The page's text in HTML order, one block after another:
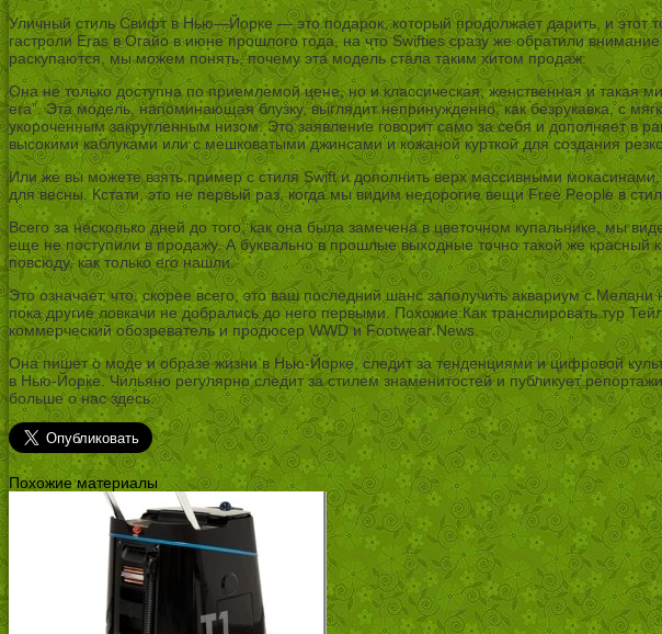
Уличный стиль Свифт в Нью—Йорке — это подарок, который продолжает дарить, и этот
гастроли Eras в Огайо в июне прошлого года, на что Swifties сразу же обратили
раскупаются, мы можем понять, почему эта модель стала таким хитом продаж.
Она не только доступна по приемлемой цене, но и классическая, женственная и
era”. Эта модель, напоминающая блузку, выглядит непринужденно, как безрукавка, с
укороченным закругленным низом. Это заявление говорит само за себя и дополняет в
высокими каблуками или с мешковатыми джинсами и кожаной курткой для создания
Или же вы можете взять пример с стиля Swift и дополнить верх массивными
для весны. Кстати, это не первый раз, когда мы видим недорогие вещи Free People в
Всего за несколько дней до того, как она была замечена в цветочном купальнике, мы
еще не поступили в продажу. А буквально в прошлые выходные точно такой же
повсюду, как только его нашли.
Это означает, что, скорее всего, это ваш последний шанс заполучить аквариум с
пока другие ловкачи не добрались до него первыми. Похожие:Как транслировать
коммерческий обозреватель и продюсер WWD и Footwear News.
Она пишет о моде и образе жизни в Нью-Йорке, следит за тенденциями и цифровой
в Нью-Йорке. Чильяно регулярно следит за стилем знаменитостей и публикует
больше о нас здесь.
Похожие материалы